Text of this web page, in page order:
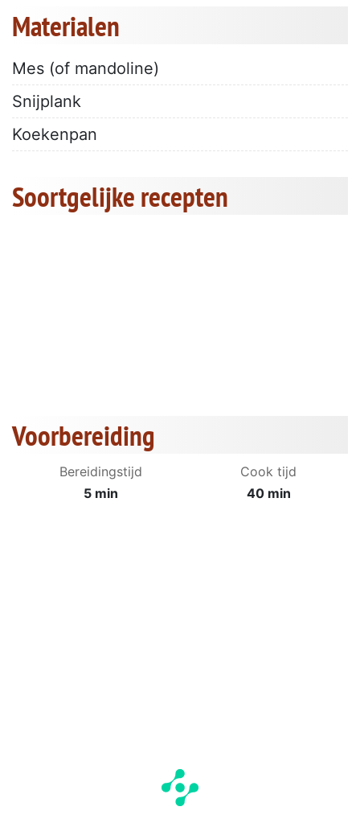
Materialen
Mes (of mandoline)
Snijplank
Koekenpan
Soortgelijke recepten
Voorbereiding
Bereidingstijd
5 min
Cook tijd
40 min